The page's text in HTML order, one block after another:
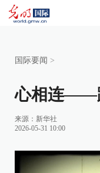
国际要闻 >
心相连——
来源： 新华社
2026-05-31 10:00